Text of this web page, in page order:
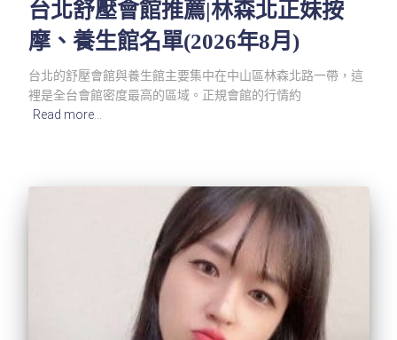
台北舒壓會館推薦|林森北正妹按
摩、養生館名單(2026年8月)
台北的舒壓會館與養生館主要集中在中山區林森北路一帶，這
裡是全台會館密度最高的區域。正規會館的行情約
Read more…